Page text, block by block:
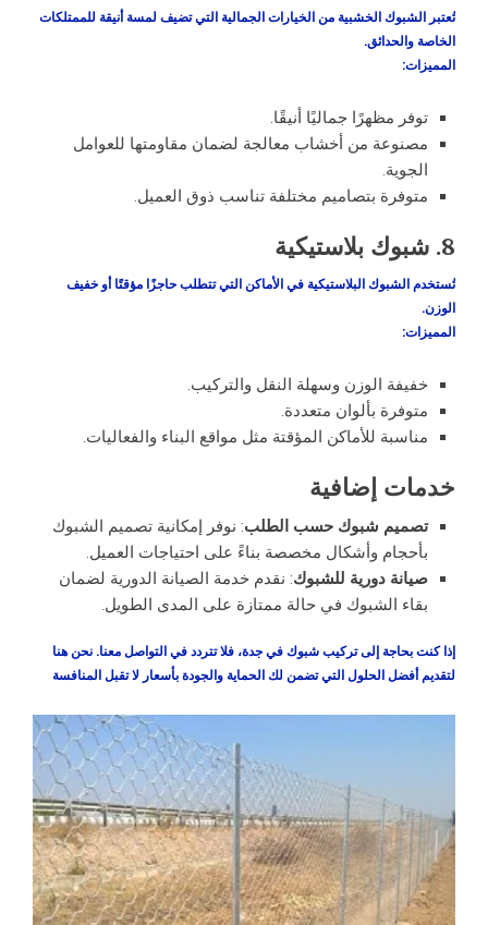
تُعتبر الشبوك الخشبية من الخيارات الجمالية التي تضيف لمسة أنيقة للممتلكات
الخاصة والحدائق.
المميزات:
توفر مظهرًا جماليًا أنيقًا.
مصنوعة من أخشاب معالجة لضمان مقاومتها للعوامل
الجوية.
متوفرة بتصاميم مختلفة تناسب ذوق العميل.
8. شبوك بلاستيكية
تُستخدم الشبوك البلاستيكية في الأماكن التي تتطلب حاجزًا مؤقتًا أو خفيف
الوزن.
المميزات:
خفيفة الوزن وسهلة النقل والتركيب.
متوفرة بألوان متعددة.
مناسبة للأماكن المؤقتة مثل مواقع البناء والفعاليات.
خدمات إضافية
تصميم شبوك حسب الطلب: نوفر إمكانية تصميم الشبوك
بأحجام وأشكال مخصصة بناءً على احتياجات العميل.
صيانة دورية للشبوك: نقدم خدمة الصيانة الدورية لضمان
بقاء الشبوك في حالة ممتازة على المدى الطويل.
إذا كنت بحاجة إلى تركيب شبوك في جدة، فلا تتردد في التواصل معنا. نحن هنا
لتقديم أفضل الحلول التي تضمن لك الحماية والجودة بأسعار لا تقبل المنافسة